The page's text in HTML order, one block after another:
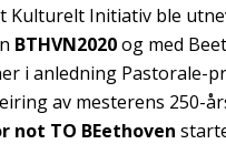
Kulturelt Initiativ ble
BTHVN2020og med
i anledning Pastorale-
av mesterens 250-
not TO BEethoven